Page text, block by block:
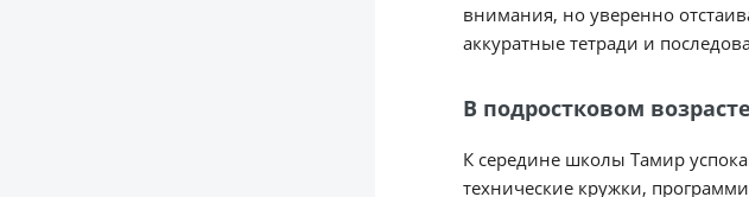
внимания, но уверенно
аккуратные тетради и
В подростковом возрасте
К середине школы Тамир
технические кружки,